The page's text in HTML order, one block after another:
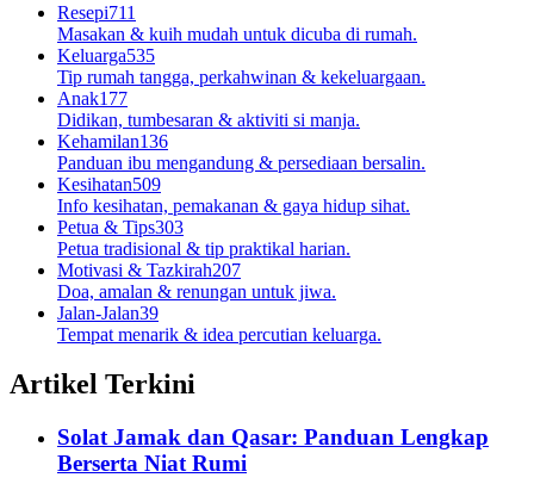
Resepi711
Masakan & kuih mudah untuk dicuba di rumah.
Keluarga535
Tip rumah tangga, perkahwinan & kekeluargaan.
Anak177
Didikan, tumbesaran & aktiviti si manja.
Kehamilan136
Panduan ibu mengandung & persediaan bersalin.
Kesihatan509
Info kesihatan, pemakanan & gaya hidup sihat.
Petua & Tips303
Petua tradisional & tip praktikal harian.
Motivasi & Tazkirah207
Doa, amalan & renungan untuk jiwa.
Jalan-Jalan39
Tempat menarik & idea percutian keluarga.
Artikel Terkini
Solat Jamak dan Qasar: Panduan Lengkap
Berserta Niat Rumi